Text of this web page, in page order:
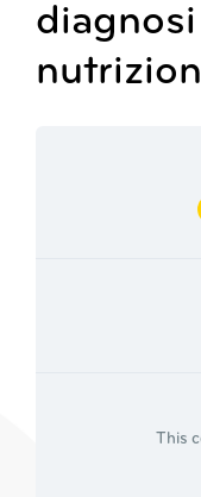
This